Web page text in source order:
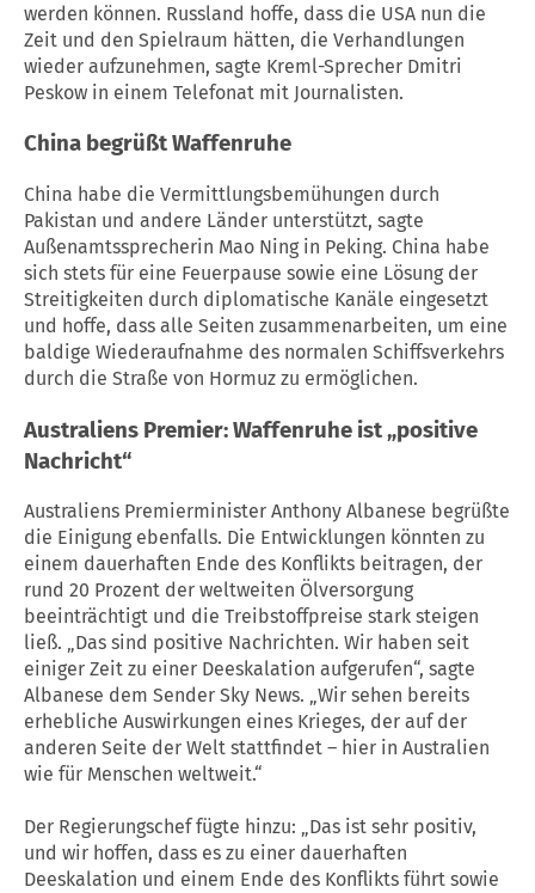
werden können. Russland hoffe, dass die USA nun die
Zeit und den Spielraum hätten, die Verhandlungen
wieder aufzunehmen, sagte Kreml-Sprecher Dmitri
Peskow in einem Telefonat mit Journalisten.
China begrüßtWaffenruhe
China habe die Vermittlungsbemühungen durch
Pakistan und andere Länder unterstützt, sagte
Außenamtssprecherin Mao Ning in Peking. China habe
sich stets für eine Feuerpause sowie eine Lösung der
Streitigkeiten durch diplomatische Kanäle eingesetzt
und hoffe, dass alle Seiten zusammenarbeiten, um eine
baldige Wiederaufnahme des normalen Schiffsverkehrs
durch die Straße von Hormuz zu ermöglichen.
Australiens Premier:Waffenruhe ist „positive
Nachricht“
Australiens Premierminister Anthony Albanese begrüßte
die Einigung ebenfalls. Die Entwicklungen könnten zu
einem dauerhaften Ende des Konflikts beitragen, der
rund 20 Prozent der weltweiten Ölversorgung
beeinträchtigt und die Treibstoffpreise stark steigen
ließ. „Das sind positive Nachrichten. Wir haben seit
einiger Zeit zu einer Deeskalation aufgerufen“, sagte
Albanese dem Sender Sky News. „Wir sehen bereits
erhebliche Auswirkungen eines Krieges, der auf der
anderen Seite der Welt stattfindet – hier in Australien
wie für Menschen weltweit.“
Der Regierungschef fügte hinzu: „Das ist sehr positiv,
und wir hoffen, dass es zu einer dauerhaften
Deeskalation und einem Ende des Konflikts führt sowie